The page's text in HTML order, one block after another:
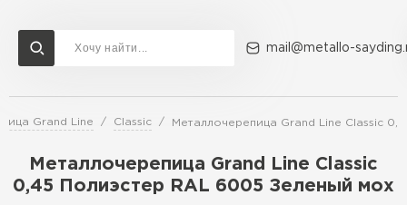
mail@metallo-
Grand Line Classic Металлочерепица Grand Line Classic
Металлочерепица Grand Line Classic
0,45 Полиэстер RAL 6005 Зеленый мох
Доставка и оплата Акции О компании Контакты
Перейти в каталог